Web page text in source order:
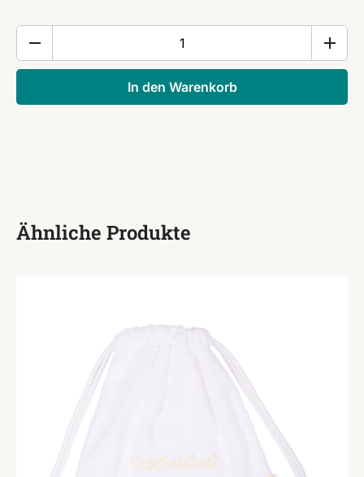
x
In den Warenkorb
Ähnliche Produkte